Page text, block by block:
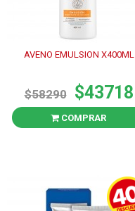
AVENO EMULSION X400ML
$58290 $43718
COMPRAR